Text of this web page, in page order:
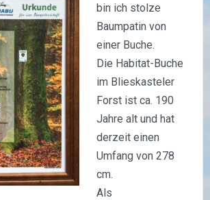
bin ich stolze
Baumpatin von
einer Buche.
Die Habitat-Buche
im Blieskasteler
Forst ist ca. 190
Jahre alt und hat
derzeit einen
Umfang von 278
cm.
Als